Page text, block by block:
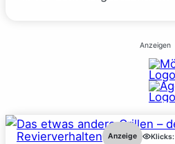
Anzeigen
Revierverhalten Anzeige Klicks: